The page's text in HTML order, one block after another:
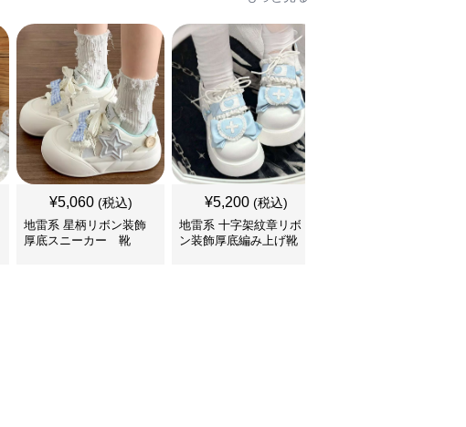
¥5,060 (税込)
地雷系 星柄リボン装飾
厚底スニーカー 靴
¥5,200 (税込)
地雷系 十字架紋章リボ
ン装飾厚底編み上げ靴